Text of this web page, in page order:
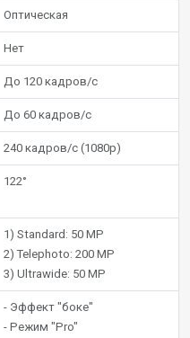
Оптическая
Нет
До 120 кадров/с
До 60 кадров/с
240 кадров/с (1080p)
122°
1) Standard: 50 MP
2) Telephoto: 200 MP
3) Ultrawide: 50 MP
- Эффект "боке"
- Режим "Pro"